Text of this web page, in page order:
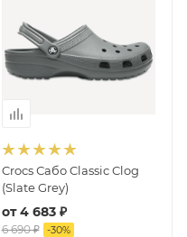
Crocs Сабо Classic Clog
(Slate Grey)
от4 683 ₽
6 690 ₽ -30%